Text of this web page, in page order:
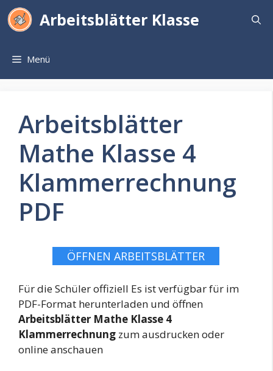
Zum
Inhalt
Arbeitsblätter Klasse
Menü
Arbeitsblätter
Mathe Klasse 4
Klammerrechnung
PDF
ÖFFNEN ARBEITSBLÄTTER
Für die Schüler offiziell Es ist verfügbar für im
PDF-Format herunterladen und öffnen
Arbeitsblätter Mathe Klasse 4
Klammerrechnung zum ausdrucken oder
online anschauen